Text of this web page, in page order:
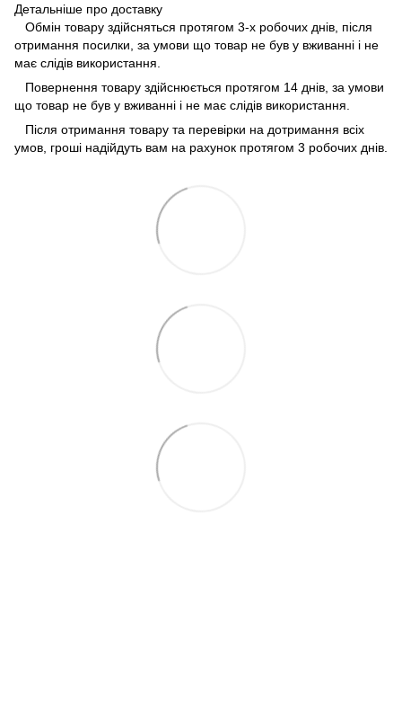
Детальніше про доставку
Обмін товару здійсняться протягом 3-х робочих днів, після
отримання посилки, за умови що товар не був у вживанні і не
має слідів використання.
Повернення товару здійснюється протягом 14 днів, за умови
що товар не був у вживанні і не має слідів використання.
Після отримання товару та перевірки на дотримання всіх
умов, гроші надійдуть вам на рахунок протягом 3 робочих днів.